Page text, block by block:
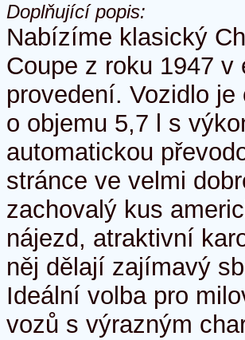
Doplňující popis:
Nabízíme klasický
Coupe z roku 1947
provedení. Vozidlo
o objemu 5,7 l s
automatickou
stránce ve velmi
zachovalý kus
nájezd, atraktivní
něj dělají zajímavý
Ideální volba pro
vozů s výrazným